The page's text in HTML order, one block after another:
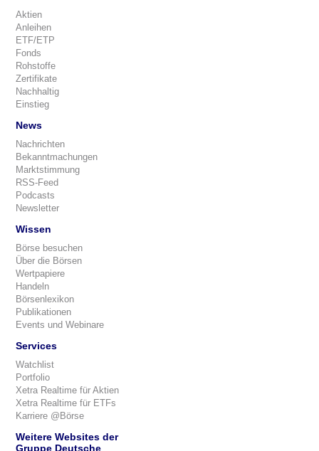
Aktien
Anleihen
ETF/ETP
Fonds
Rohstoffe
Zertifikate
Nachhaltig
Einstieg
News
Nachrichten
Bekanntmachungen
Marktstimmung
RSS-Feed
Podcasts
Newsletter
Wissen
Börse besuchen
Über die Börsen
Wertpapiere
Handeln
Börsenlexikon
Publikationen
Events und Webinare
Services
Watchlist
Portfolio
Xetra Realtime für Aktien
Xetra Realtime für ETFs
Karriere @Börse
Weitere Websites der
Gruppe Deutsche